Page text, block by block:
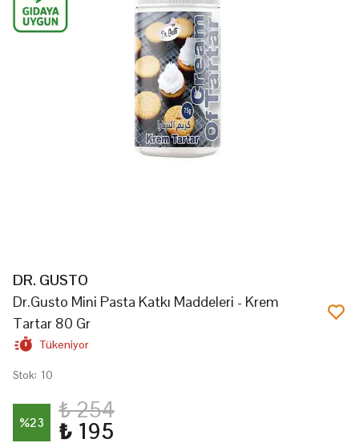
DR. GUSTO
Dr.Gusto Mini Pasta Katkı Maddeleri - Krem
Tartar 80 Gr
Tükeniyor
Stok: 10
%23 ₺ 254
₺ 195